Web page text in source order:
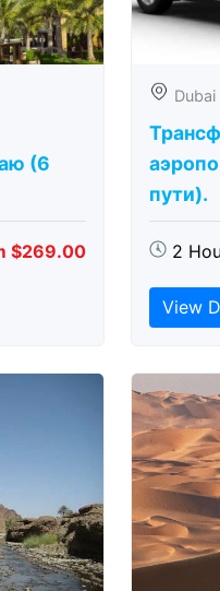
(6
$269.00
Dubai
пути).
2
View